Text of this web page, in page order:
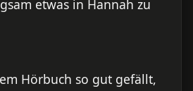
etwas in Hannah zu
Hörbuch so gut gefällt,